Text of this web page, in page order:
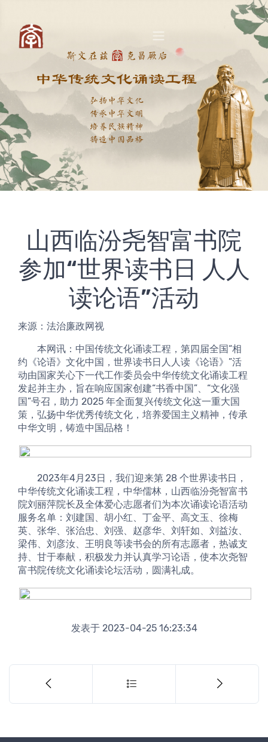
山西临汾尧智富书院
参加“世界读书日 人人
读论语”活动
来源：法治廉政网视
约《论语》文化中国，世界读书日人人读《论语》”活
动由国家关心下一代工作委员会中华传统文化诵读工程
发起并主办，旨在响应国家创建“书香中国”、“文化强
国”号召，助力 2025 年全面复兴传统文化这一重大国
策，弘扬中华优秀传统文化，培养爱国主义精神，传承
中华文明，铸造中国品格！
中华传统文化诵读工程，中华儒林，山西临汾尧智富书
院刘丽萍院长及全体爱心志愿者们为本次诵读论语活动
服务名单：刘建国、胡小红、丁金平、高文玉、徐梅
英、张华、张治忠、刘强、赵彦华、刘轩如、刘益汝、
梁伟、刘彦汝、王明良等读书会的所有志愿者，热诚支
持、甘于奉献，积极发力并认真学习论语，使本次尧智
富书院传统文化诵读论坛活动，圆满礼成。
发表于 2023-04-25 16:23:34